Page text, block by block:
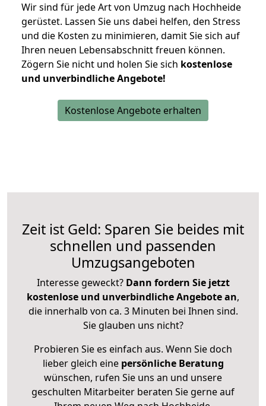
Wir sind für jede Art von Umzug nach Hochheide
gerüstet. Lassen Sie uns dabei helfen, den Stress
und die Kosten zu minimieren, damit Sie sich auf
Ihren neuen Lebensabschnitt freuen können.
Zögern Sie nicht und holen Sie sich kostenlose
und unverbindliche Angebote!
Kostenlose Angebote erhalten
Zeit ist Geld: Sparen Sie beides mit
schnellen und passenden
Umzugsangeboten
Interesse geweckt? Dann fordern Sie jetzt
kostenlose und unverbindliche Angebote an,
die innerhalb von ca. 3 Minuten bei Ihnen sind.
Sie glauben uns nicht?
Probieren Sie es einfach aus. Wenn Sie doch
lieber gleich eine persönliche Beratung
wünschen, rufen Sie uns an und unsere
geschulten Mitarbeiter beraten Sie gerne auf